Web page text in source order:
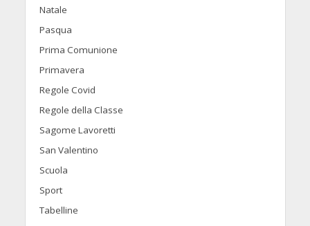
Natale
Pasqua
Prima Comunione
Primavera
Regole Covid
Regole della Classe
Sagome Lavoretti
San Valentino
Scuola
Sport
Tabelline